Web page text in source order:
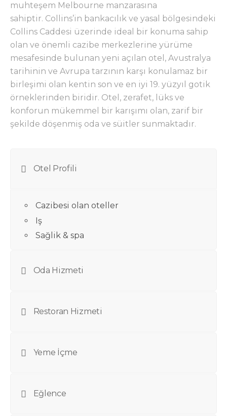
muhteşem Melbourne manzarasına
sahiptir. Collins’in bankacılık ve yasal bölgesindeki
Collins Caddesi üzerinde ideal bir konuma sahip
olan ve önemli cazibe merkezlerine yürüme
mesafesinde bulunan yeni açılan otel, Avustralya
tarihinin ve Avrupa tarzının karşı konulamaz bir
birleşimi olan kentin son ve en iyi 19. yüzyıl gotik
örneklerinden biridir. Otel, zerafet, lüks ve
konforun mükemmel bir karışımı olan, zarif bir
şekilde döşenmiş oda ve süitler sunmaktadır.
Otel Profili
Cazibesi olan oteller
Iş
Sağlik & spa
Oda Hizmeti
Restoran Hizmeti
Yeme İçme
Eğlence